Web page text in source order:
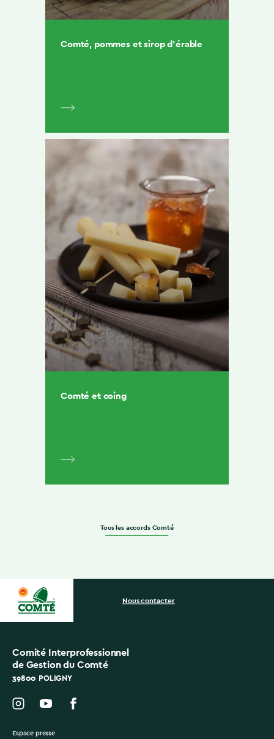
Comté, pommes et sirop d’érable
Comté et coing
Tous les accords Comté
Comité Interprofessionnel
de Gestion du Comté
39800 POLIGNY
Nous contacter
Espace presse